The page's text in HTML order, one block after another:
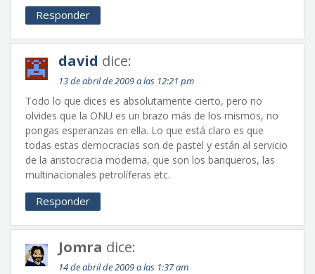
Responder
david dice:
13 de abril de 2009 a las 12:21 pm
Todo lo que dices es absolutamente cierto, pero no
olvides que la ONU es un brazo más de los mismos, no
pongas esperanzas en ella. Lo que está claro es que
todas estas democracias son de pastel y están al servicio
de la aristocracia moderna, que son los banqueros, las
multinacionales petrolíferas etc.
Responder
Jomra dice:
14 de abril de 2009 a las 1:37 am